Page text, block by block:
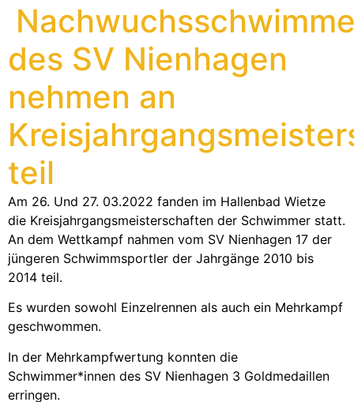
des SV Nienhagen
nehmen an
teil
Am 26. Und 27. 03.2022 fanden im Hallenbad Wietze
die Kreisjahrgangsmeisterschaften der Schwimmer statt.
An dem Wettkampf nahmen vom SV Nienhagen 17 der
jüngeren Schwimmsportler der Jahrgänge 2010 bis
2014 teil.
Es wurden sowohl Einzelrennen als auch ein Mehrkampf
geschwommen.
In der Mehrkampfwertung konnten die
Schwimmer*innen des SV Nienhagen 3 Goldmedaillen
erringen.